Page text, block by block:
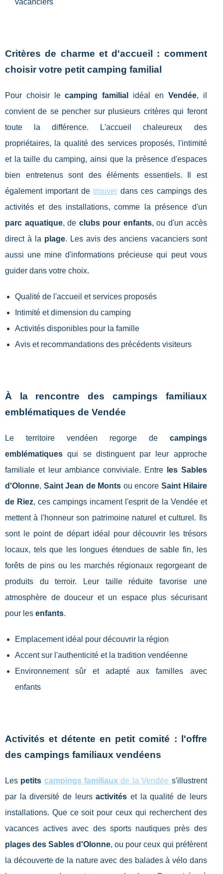
vacanciers
Critères de charme et d'accueil : comment
choisir votre petit camping familial
Pour choisir lecamping familial idéal en Vendée, il
convient de se pencher sur plusieurs critères qui feront
toute la différence. L'accueil chaleureux des
propriétaires, la qualité des services proposés, l'intimité
et la taille du camping, ainsi que la présence d'espaces
bien entretenus sont des éléments essentiels. Il est
également important detrouver dans ces campings des
activités et des installations, comme la présence d'un
parc aquatique, de clubs pour enfants, ou d'un accès
direct à la plage. Les avis des anciens vacanciers sont
aussi une mine d'informations précieuse qui peut vous
guider dans votre choix.
Qualité de l'accueil et services proposés
Intimité et dimension du camping
Activités disponibles pour la famille
Avis et recommandations des précédents visiteurs
À la rencontre des campings familiaux
emblématiques de Vendée
Le territoire vendéen regorge de campings
emblématiques qui se distinguent par leur approche
familiale et leur ambiance conviviale. Entre
les Sables
d'Olonne, Saint Jean de Monts ou encoreSaint Hilaire
de Riez, ces campings incarnent l'esprit de la Vendée et
mettent à l'honneur son patrimoine naturel et culturel. Ils
sont le point de départ idéal pour découvrir les trésors
locaux, tels que les longues étendues de sable fin, les
forêts de pins ou les marchés régionaux regorgeant de
produits du terroir. Leur taille réduite favorise une
atmosphère de douceur et un espace plus sécurisant
pour les enfants.
Emplacement idéal pour découvrir la région
Accent sur l'authenticité et la tradition vendéenne
Environnement sûr et adapté aux familles avec
enfants
Activités et détente en petit comité : l'offre
des campings familiaux vendéens
Les petits campings familiaux de la Vendée s'illustrent
par la diversité de leursactivités et la qualité de leurs
installations. Que ce soit pour ceux qui recherchent des
vacances actives avec des sports nautiques près des
plages des Sables d'Olonne, ou pour ceux qui préfèrent
la découverte de la nature avec des balades à vélo dans